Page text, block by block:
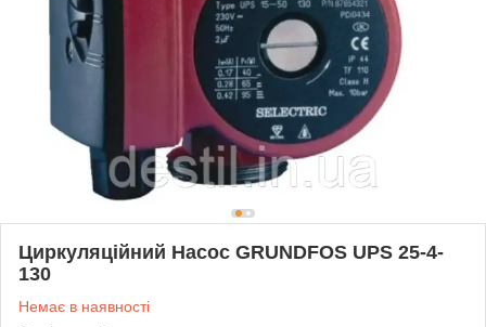
Циркуляційний Насос GRUNDFOS UPS 25-4-
130
Немає в наявності